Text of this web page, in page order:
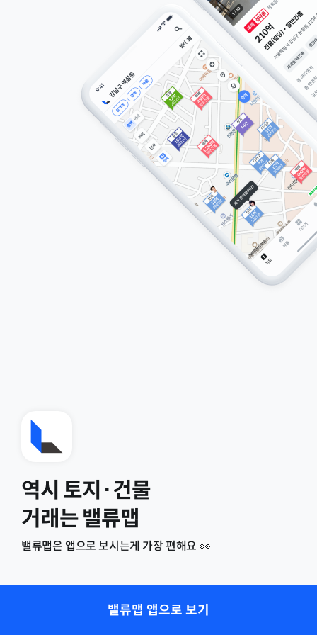
역시 토지·건물
거래는 밸류맵
밸류맵은 앱으로 보시는게 가장 편해요 👀
밸류맵 앱으로 보기